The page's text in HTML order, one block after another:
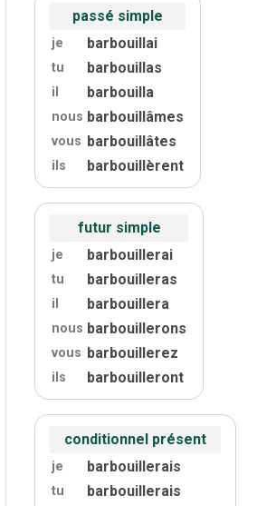
passé simple
je barbouillai
tu barbouillas
il barbouilla
nous barbouillâmes
vous barbouillâtes
ils barbouillèrent
futur simple
je barbouillerai
tu barbouilleras
il barbouillera
nous barbouillerons
vous barbouillerez
ils barbouilleront
conditionnel présent
je barbouillerais
tu barbouillerais